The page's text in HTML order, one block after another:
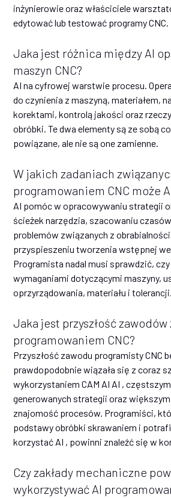
inżynierowie oraz właściciele
edytować lub testować programy CNC.
Jaka jest różnica między AI
maszyn CNC?
AI na cyfrowej warstwie procesu.
do czynienia z maszyną, materiałem,
korektami, kontrolą jakości oraz
obróbki. Te dwa elementy są ze sobą
powiązane, ale nie są one zamienne.
W jakich zadaniach
programowaniem CNC może
AI pomóc w opracowywaniu strategii
ścieżek narzędzia, szacowaniu
problemów związanych z
przyspieszeniu tworzenia wstępnej
Programista nadal musi sprawdzić,
wymaganiami dotyczącymi maszyny,
oprzyrządowania, materiału i tolerancji.
Jaka jest przyszłość
programowaniem CNC?
Przyszłość zawodu programisty CNC
prawdopodobnie wiązała się z coraz
wykorzystaniem CAM AI AI ,
generowanych strategii oraz
znajomość procesów. Programiści,
podstawy obróbki skrawaniem i
korzystać AI , powinni znaleźć się w
Czy zakłady mechaniczne
wykorzystywać AI